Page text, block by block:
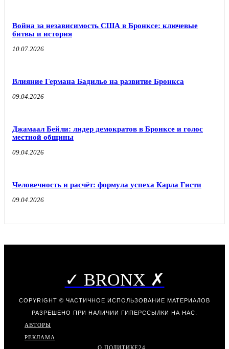
Война за независимость США в Бронксе: ключевые
битвы и история
10.07.2026
Влияние Германа Бадильо на развитие Бронкса
09.04.2026
Джамаал Бейли: лидер демократов в Бронксе и голос
местной общины
09.04.2026
Человечность и расчёт: формула успеха Карла Гисти
09.04.2026
✓ BRONX ✗
COPYRIGHT © ЧАСТИЧНОЕ ИСПОЛЬЗОВАНИЕ МАТЕРИАЛОВ
РАЗРЕШЕНО ПРИ НАЛИЧИИ ГИПЕРССЫЛКИ НА НАС.
АВТОРЫ
РЕКЛАМА
О ПОЛИТИКЕ24